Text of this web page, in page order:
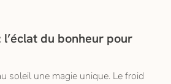
l’éclat du bonheur pour
soleil une magie unique. Le froid